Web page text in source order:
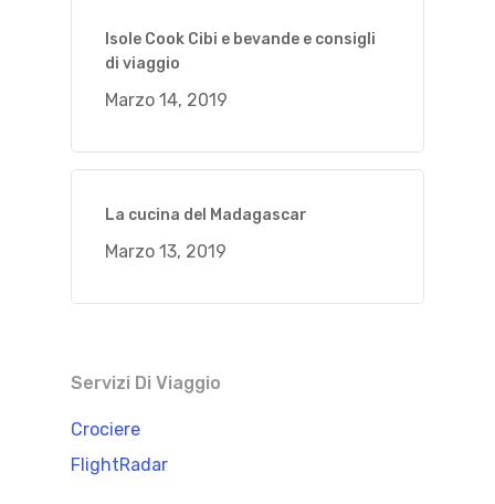
Isole Cook Cibi e bevande e consigli
di viaggio
Marzo 14, 2019
La cucina del Madagascar
Marzo 13, 2019
Servizi Di Viaggio
Crociere
FlightRadar